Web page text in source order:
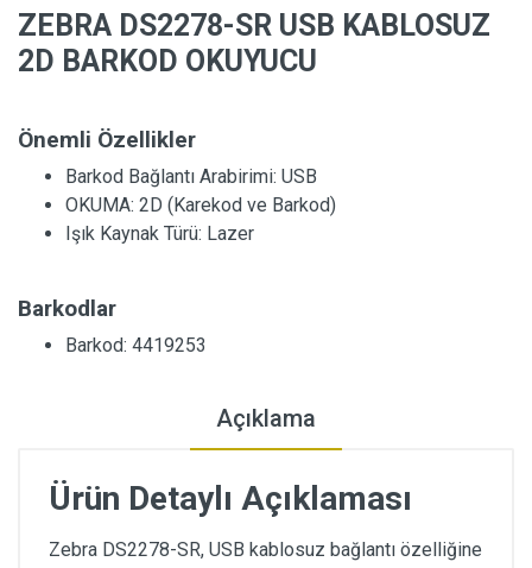
ZEBRA DS2278-SR USB KABLOSUZ
2D BARKOD OKUYUCU
Önemli Özellikler
Barkod Bağlantı Arabirimi: USB
OKUMA: 2D (Karekod ve Barkod)
Işık Kaynak Türü: Lazer
Barkodlar
Barkod: 4419253
Açıklama
Ürün Detaylı Açıklaması
Zebra DS2278-SR, USB kablosuz bağlantı özelliğine